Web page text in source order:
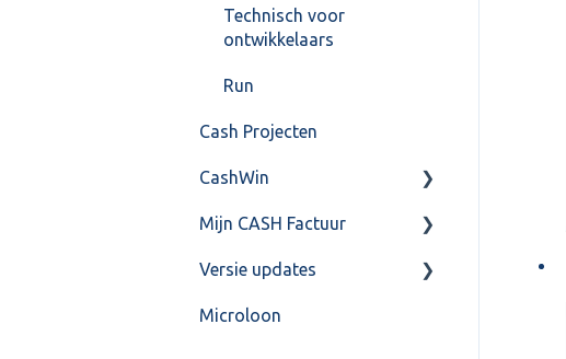
Technisch voor
ontwikkelaars
Run
Cash Projecten
CashWin
Overig
Mijn CASH Factuur
Facturatie Loonportal(
Versie updates
CashWeb updates 2025
Microloon